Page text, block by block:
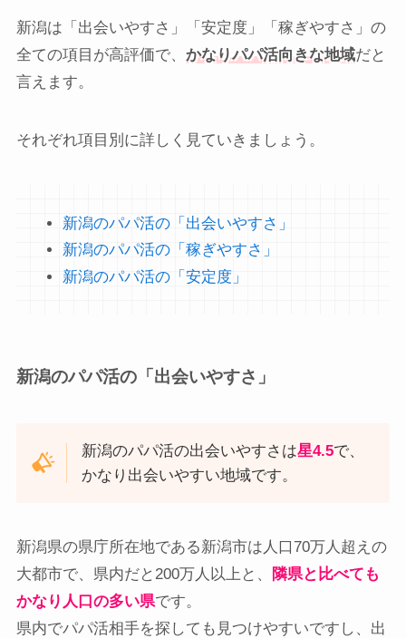
新潟は「出会いやすさ」「安定度」「稼ぎやすさ」の
全ての項目が高評価で、 かなりパパ活向きな地域だと
言えます。
それぞれ項目別に詳しく見ていきましょう。
新潟のパパ活の「出会いやすさ」
新潟のパパ活の「稼ぎやすさ」
新潟のパパ活の「安定度」
新潟のパパ活の「出会いやすさ」
新潟のパパ活の出会いやすさは星4.5で、
かなり出会いやすい地域です。
新潟県の県庁所在地である新潟市は人口70万人超えの
大都市で、県内だと200万人以上と、
隣県と比べても
かなり人口の多い県です。
県内でパパ活相手を探しても見つけやすいですし、出